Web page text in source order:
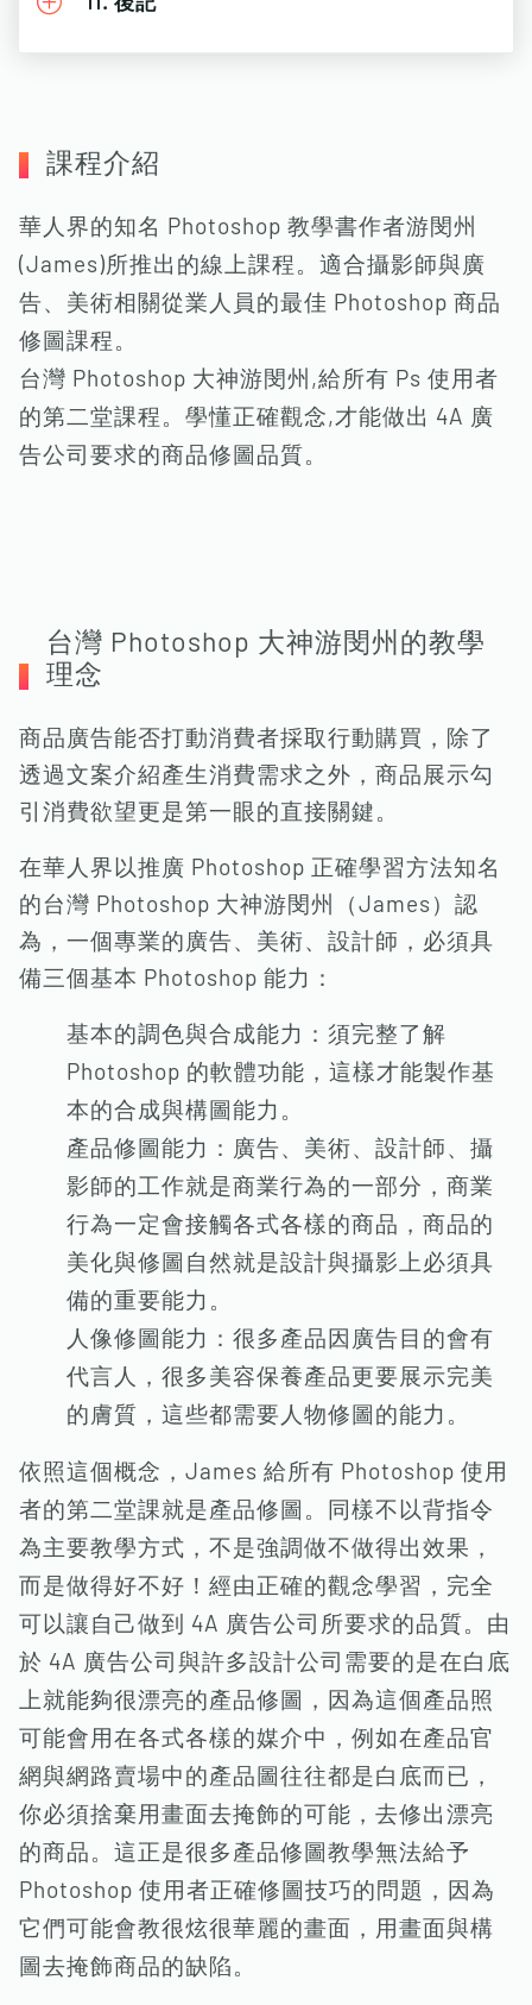
課程介紹
華人界的知名 Photoshop 教學書作者游閔州
(James)所推出的線上課程。適合攝影師與廣
告、美術相關從業人員的最佳 Photoshop 商品
修圖課程。
台灣 Photoshop 大神游閔州,給所有 Ps 使用者
的第二堂課程。學懂正確觀念,才能做出 4A 廣
告公司要求的商品修圖品質。
台灣 Photoshop 大神游閔州的教學
理念
商品廣告能否打動消費者採取行動購買，除了
透過文案介紹產生消費需求之外，商品展示勾
引消費欲望更是第一眼的直接關鍵。
在華人界以推廣 Photoshop 正確學習方法知名
的台灣 Photoshop 大神游閔州（James）認
為，一個專業的廣告、美術、設計師，必須具
備三個基本 Photoshop 能力：
基本的調色與合成能力：須完整了解
Photoshop 的軟體功能，這樣才能製作基
本的合成與構圖能力。
產品修圖能力：廣告、美術、設計師、攝
影師的工作就是商業行為的一部分，商業
行為一定會接觸各式各樣的商品，商品的
美化與修圖自然就是設計與攝影上必須具
備的重要能力。
人像修圖能力：很多產品因廣告目的會有
代言人，很多美容保養產品更要展示完美
的膚質，這些都需要人物修圖的能力。
依照這個概念，James 給所有 Photoshop 使用
者的第二堂課就是產品修圖。同樣不以背指令
為主要教學方式，不是強調做不做得出效果，
而是做得好不好！經由正確的觀念學習，完全
可以讓自己做到 4A 廣告公司所要求的品質。由
於 4A 廣告公司與許多設計公司需要的是在白底
上就能夠很漂亮的產品修圖，因為這個產品照
可能會用在各式各樣的媒介中，例如在產品官
網與網路賣場中的產品圖往往都是白底而已，
你必須捨棄用畫面去掩飾的可能，去修出漂亮
的商品。這正是很多產品修圖教學無法給予
Photoshop 使用者正確修圖技巧的問題，因為
它們可能會教很炫很華麗的畫面，用畫面與構
圖去掩飾商品的缺陷。